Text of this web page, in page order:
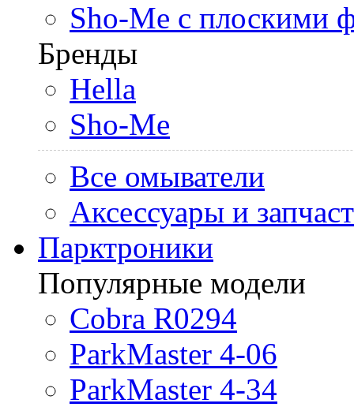
Sho-Me с плоскими
Бренды
Hella
Sho-Me
Все омыватели
Аксессуары и
Парктроники
Популярные модели
Cobra R0294
ParkMaster 4-06
ParkMaster 4-34